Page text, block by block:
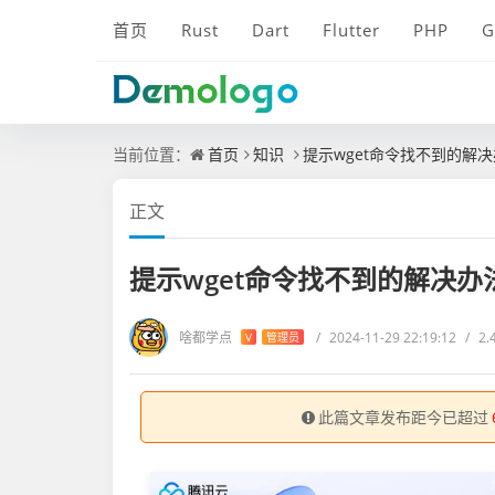
首页 Rust Dart Flutter PHP
当前位置： 首页 知识 提示wget命令找不到的解
正文
提示wget命令找不到的解决办
啥都学点 V 管理员 / 2024-11-29 22:19:12 /
此篇文章发布距今已超过